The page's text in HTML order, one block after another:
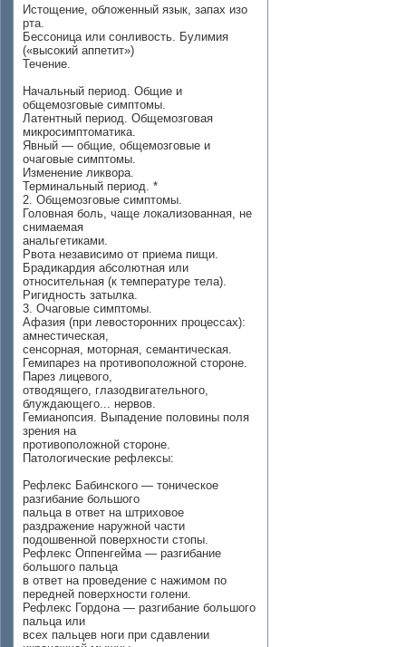
Истощение, обложенный язык, запах изо
рта.
Бессоница или сонливость. Булимия
(«высокий аппетит»)
Течение.
Начальный период. Общие и
общемозговые симптомы.
Латентный период. Общемозговая
микросимптоматика.
Явный — общие, общемозговые и
очаговые симптомы.
Изменение ликвора.
Терминальный период. *
2. Общемозговые симптомы.
Головная боль, чаще локализованная, не
снимаемая
анальгетиками.
Рвота независимо от приема пищи.
Брадикардия абсолютная или
относительная (к темпера­туре тела).
Ригидность затылка.
3. Очаговые симптомы.
Афазия (при левосторонних процессах):
амнестическая,
сенсорная, моторная, семантическая.
Гемипарез на противоположной стороне.
Парез лицевого,
отводящего, глазодвигательного,
блуждающего... нервов.
Гемианопсия. Выпадение половины поля
зрения на
противоположной стороне.
Патологические рефлексы:
Рефлекс Бабинского — тоническое
разгибание большого
пальца в ответ на штриховое
раздражение наружной части
подошвенной поверхности стопы.
Рефлекс Оппенгейма — разгибание
большого пальца
в ответ на проведение с нажимом по
передней поверхности голени.
Рефлекс Гордона — разгибание большого
пальца или
всех пальцев ноги при сдавлении